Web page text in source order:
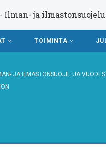
ja
TOIMINTA
JA ILMASTONSUOJELUA